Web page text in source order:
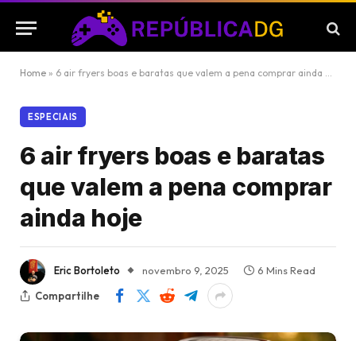
Home » 6 air fryers boas e baratas que valem a pena comprar ainda hoje
ESPECIAIS
6 air fryers boas e baratas
que valem a pena comprar
ainda hoje
Eric Bortoleto novembro 9, 2025
6 Mins Read
Compartilhe